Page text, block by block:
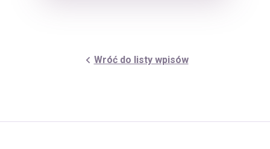
Wróć do listy wpisów